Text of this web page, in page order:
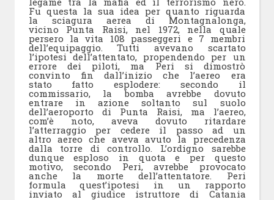
Fu questa la sua idea per quanto riguarda
la sciagura aerea di Montagnalonga,
vicino Punta Raisi, nel 1972, nella quale
persero la vita 108 passeggeri e 7 membri
dell’equipaggio. Tutti avevano scartato
l’ipotesi dell’attentato, propendendo per un
errore dei piloti, ma Peri si dimostrò
convinto fin dall’inizio che l’aereo era
stato fatto esplodere: secondo il
commissario, la bomba avrebbe dovuto
entrare in azione soltanto sul suolo
dell’aeroporto di Punta Raisi, ma l’aereo,
com’è noto, aveva dovuto ritardare
l’atterraggio per cedere il passo ad un
altro aereo che aveva avuto la precedenza
dalla torre di controllo. L’ordigno sarebbe
dunque esploso in quota e per questo
motivo, secondo Peri, avrebbe provocato
anche la morte dell’attentatore. Peri
formula quest’ipotesi in un rapporto
inviato al giudice istruttore di Catania